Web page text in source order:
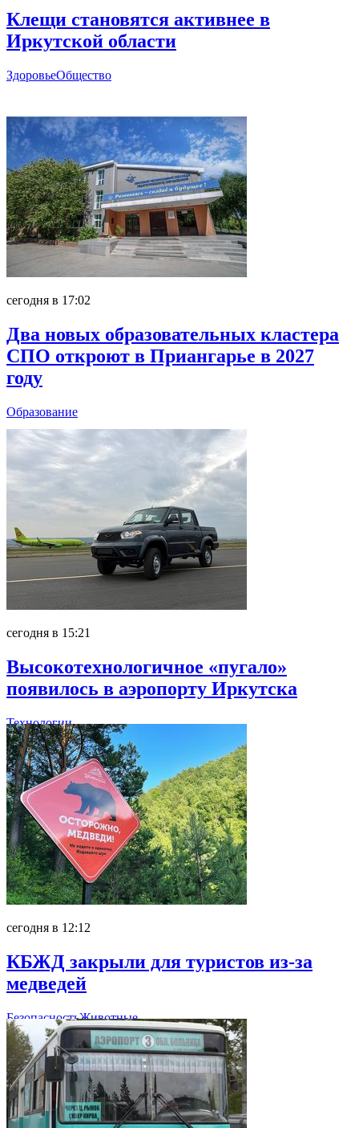
Клещи становятся активнее в
Иркутской области
ЗдоровьеОбщество
сегодня в 17:02
Два новых образовательных кластера
СПО откроют в Приангарье в 2027
году
Образование
сегодня в 15:21
Высокотехнологичное «пугало»
появилось в аэропорту Иркутска
Технологии
сегодня в 12:12
КБЖД закрыли для туристов из-за
медведей
БезопасностьЖивотные